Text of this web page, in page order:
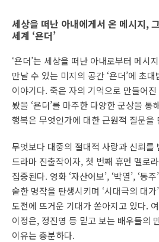
세상을 떠난 아내에게서 온 메시지,
세계 ‘욘더’
‘욘더’는 세상을 떠난 아내로부터 메시
만날 수 있는 미지의 공간 ‘욘더’에 초
이야기다. 죽은 자의 기억으로 만들어
봤을 ‘욘더’를 마주한 다양한 군상을 통
행복은 무엇인가에 대한 근원적 질문을
무엇보다 대중의 절대적 사랑과 신뢰
드라마 진출작이자, 첫 번째 휴먼 멜로
집중된다. 영화 ‘자산어보’, ‘박열’, ‘동주
숱한 명작을 탄생시키며 ‘시대극의 대
도전에 뜨거운 기대가 쏟아지고 있다.
이정은, 정진영 등 믿고 보는 배우들의
이유는 충분하다.